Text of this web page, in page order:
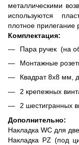
металлическими
используются
плотное прилегание
Комплектация:
Пара ручек (на
Монтажные
Квадрат 8х8 мм,
2 крепежных
2 шестигранных
Дополнительно:
Накладка WC для
Накладка PZ (под